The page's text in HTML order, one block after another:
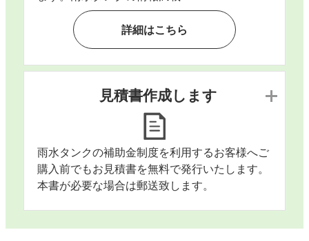
詳細はこちら
見積書作成します
雨水タンクの補助金制度を利用するお客様へご
購入前でもお見積書を無料で発行いたします。
本書が必要な場合は郵送致します。